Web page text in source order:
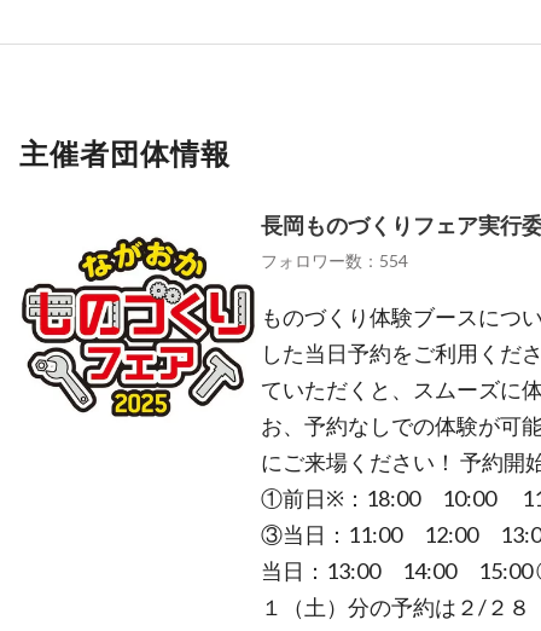
主催者団体情報
長岡ものづくりフェア実行
フォロワー数：554
ものづくり体験ブースにつ
した当日予約をご利用くだ
ていただくと、スムーズに
お、予約なしでの体験が可
にご来場ください！ 予約
①前日※：18:00 10:00
③当日：11:00 12:00
当日：13:00 14:00
１（土）分の予約は２/２